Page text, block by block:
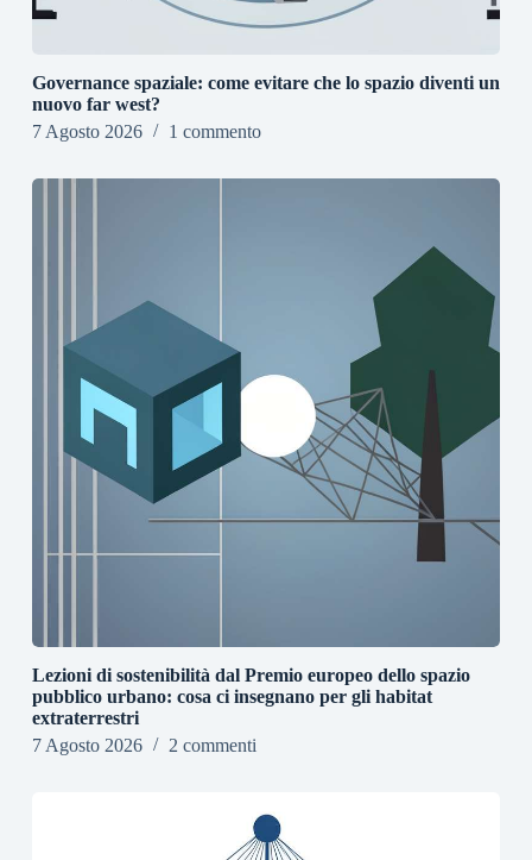
Governance spaziale: come evitare che lo spazio diventi un
nuovo far west?
7 Agosto 2026
1 commento
Lezioni di sostenibilità dal Premio europeo dello spazio
pubblico urbano: cosa ci insegnano per gli habitat
extraterrestri
7 Agosto 2026
2 commenti